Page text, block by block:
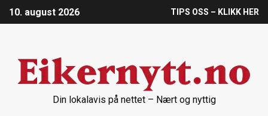
10. august 2026 TIPS OSS – KLIKK HER
Din lokalavis på nettet – Nært og nyttig